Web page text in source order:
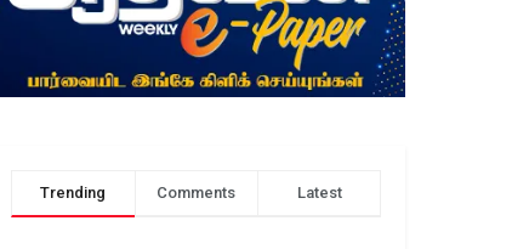
Trending Comments Latest